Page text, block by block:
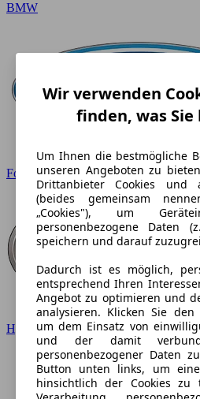
Wir verwenden
finden, was Sie
Um Ihnen die bestmögliche
unseren Angeboten zu
Drittanbieter Cookies und
(beides gemeinsam
„Cookies"), um
personenbezogene Daten
speichern und darauf
Dadurch ist es möglich,
entsprechend Ihren
Angebot zu optimieren und
analysieren. Klicken Sie
um dem Einsatz von
und der damit
personenbezogener Daten
Button unten links, um
hinsichtlich der Cookies
BMW
Ford
Hyundai